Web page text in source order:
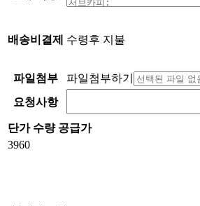
배송비결제 수령후 지불
파일첨부
파일첨부하기
요청사항
단가 수량 공급가
3960